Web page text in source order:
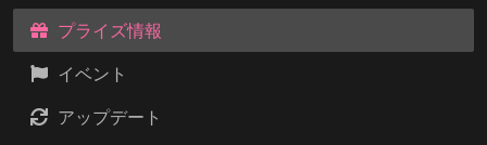
プライズ情報
イベント
アップデート